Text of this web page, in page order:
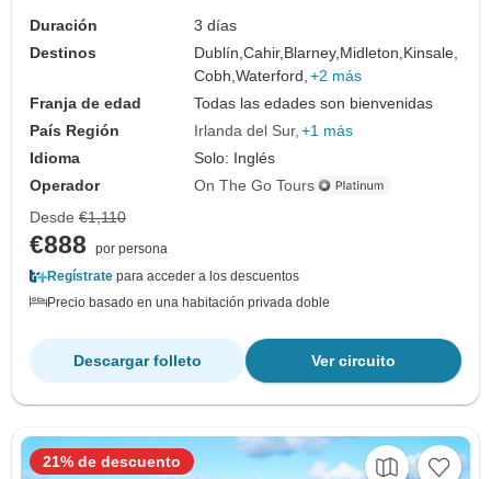
Duración
3 días
Destinos
Dublín,Cahir, Blarney, Midleton, Kinsale,
Cobh,Waterford, +2 más
Franja de edad
Todas las edades son bienvenidas
País Región
Irlanda del Sur +1 más
Idioma
Solo: Inglés
Operador
On The Go Tours
Desde €1,110
€888
por persona
Regístrate para acceder a los descuentos
Precio basado en una habitación privada doble
Ver circuito
Descargar folleto
21% de descuento